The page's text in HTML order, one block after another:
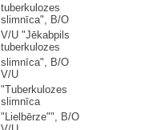
tuberkulozes
slimnīca", B/O
V/U "Jēkabpils
tuberkulozes
slimnīca", B/O
V/U
"Tuberkulozes
slimnīca
"Lielbērze"", B/O